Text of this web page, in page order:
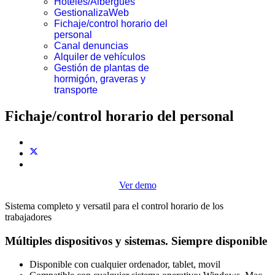
GestionalizaWeb
Fichaje/control horario del
personal
Canal denuncias
Alquiler de vehículos
Gestión de plantas de
hormigón, graveras y
transporte
Fichaje/control horario del personal
Ver demo
Sistema completo y versatil para el control horario de los
trabajadores
Múltiples dispositivos y sistemas. Siempre disponible
Disponible con cualquier ordenador, tablet, movil